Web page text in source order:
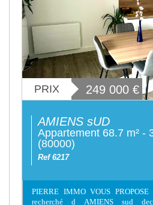
PRIX 249 000 €
AMIENS sUD
Appartement 68.7 m² -
(80000)
Ref 6217
PIERRE IMMO VOUS
recherché d AMIENS sud